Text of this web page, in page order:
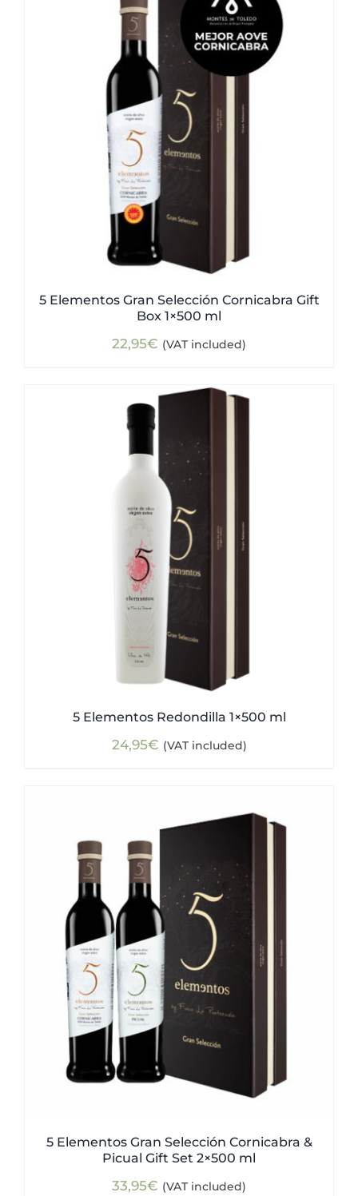
5 Elementos Gran Selección Cornicabra Gift
Box 1×500 ml
22,95€ (VAT included)
5 Elementos Redondilla 1×500 ml
24,95€ (VAT included)
5 Elementos Gran Selección Cornicabra &
Picual Gift Set 2×500 ml
33,95€ (VAT included)